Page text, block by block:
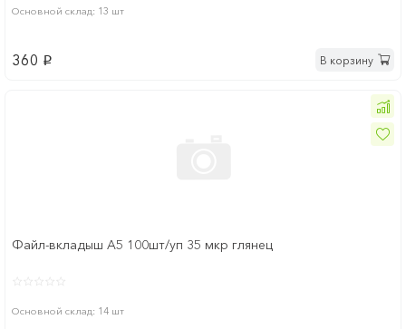
Основной склад: 13 шт
360 p В корзину
Файл-вкладыш А5 100шт/уп 35 мкр глянец
Основной склад: 14 шт